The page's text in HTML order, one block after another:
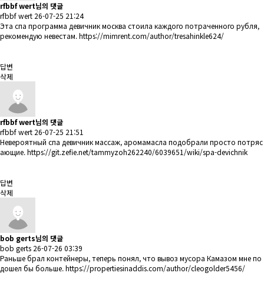
rfbbf wert님의 댓글
rfbbf wert 26-07-25 21:24
Эта спа программа девичник москва стоила каждого потраченного рубля,
рекомендую невестам.https://mimrent.com/author/tresahinkle624/
답변
삭제
rfbbf wert님의 댓글
rfbbf wert 26-07-25 21:51
Невероятный спа девичник массаж, аромамасла подобрали просто потряс
ающие.https://git.zefie.net/tammyzoh262240/6039651/wiki/spa-devichnik
답변
삭제
bob gerts님의 댓글
bob gerts 26-07-26 03:39
Раньше брал контейнеры, теперь понял, что вывоз мусора Камазом мне по
дошел бы больше.https://propertiesinaddis.com/author/cleogolder5456/